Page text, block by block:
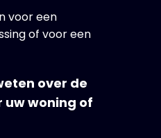
voor een
of voor een
over de
uw woning of